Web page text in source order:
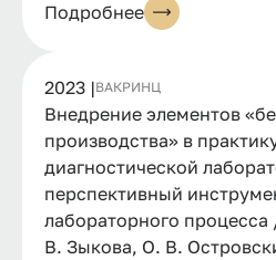
Подробнее
2023 |ВАКРИНЦ
Внедрение элементов
производства» в
диагностической
перспективный
лабораторного
В. Зыкова, О. В.